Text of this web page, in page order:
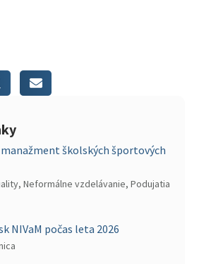
manažment školských športových
Neformálne vzdelávanie, Podujatia
NIVaM počas leta 2026